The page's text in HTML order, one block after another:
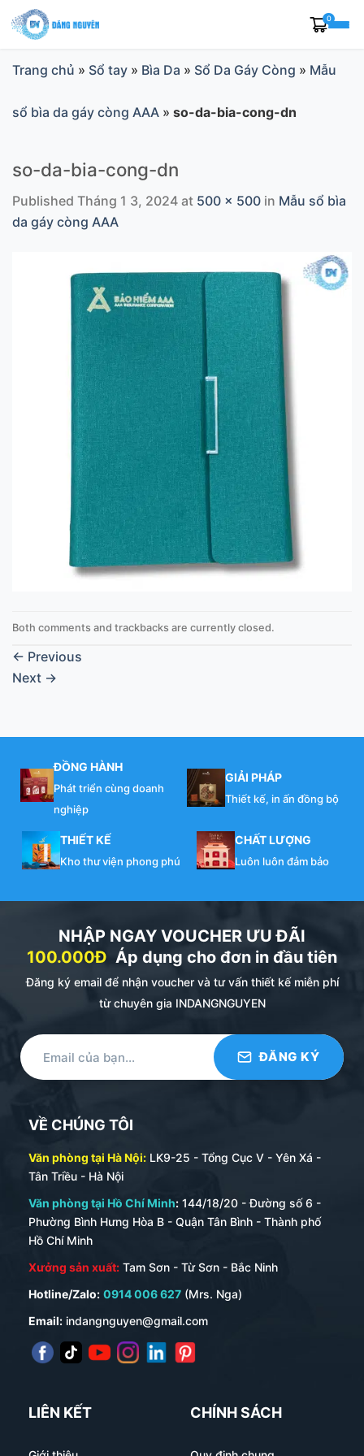
Skip
to
0
Trang chủ » Sổ tay » Bìa Da » Sổ Da Gáy Còng » Mẫu
sổ bìa da gáy còng AAA » so-da-bia-cong-dn
so-da-bia-cong-dn
Published Tháng 1 3, 2024 at 500 × 500 in Mẫu sổ bìa
da gáy còng AAA
Both comments and trackbacks are currently closed.
← Previous
Next →
ĐỒNG HÀNH
Phát triển cùng doanh
nghiệp
GIẢI PHÁP
Thiết kế, in ấn đồng bộ
THIẾT KẾ
Kho thư viện phong phú
CHẤT LƯỢNG
Luôn luôn đảm bảo
NHẬP NGAY VOUCHER ƯU ĐÃI
100.000Đ Áp dụng cho đơn in đầu tiên
Đăng ký email để nhận voucher và tư vấn thiết kế miễn phí
từ chuyên gia INDANGNGUYEN
VỀ CHÚNG TÔI
Văn phòng tại Hà Nội: LK9-25 - Tổng Cục V - Yên Xá -
Tân Triều - Hà Nội
Văn phòng tại Hồ Chí Minh: 144/18/20 - Đường số 6 -
Phường Bình Hưng Hòa B - Quận Tân Bình - Thành phố
Hồ Chí Minh
Xưởng sản xuất: Tam Sơn - Từ Sơn - Bắc Ninh
Hotline/Zalo: 0914 006 627 (Mrs. Nga)
Email: indangnguyen@gmail.com
LIÊN KẾT CHÍNH SÁCH